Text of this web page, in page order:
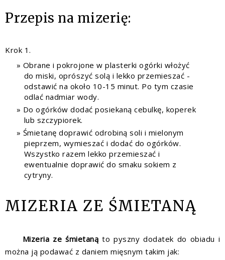
Przepis na mizerię:
Krok 1.
Obrane i pokrojone w plasterki ogórki włożyć
do miski, oprószyć solą i lekko przemieszać -
odstawić na około 10-15 minut. Po tym czasie
odlać nadmiar wody.
Do ogórków dodać posiekaną cebulkę, koperek
lub szczypiorek.
Śmietanę doprawić odrobiną soli i mielonym
pieprzem, wymieszać i dodać do ogórków.
Wszystko razem lekko przemieszać i
ewentualnie doprawić do smaku sokiem z
cytryny.
MIZERIA ZE ŚMIETANĄ
Mizeria ze śmietaną to pyszny dodatek do obiadu i
można ją podawać z daniem mięsnym takim jak: